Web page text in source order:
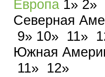
Европа 1» 2»
Северная
9» 10» 11»
Южная
11» 12»